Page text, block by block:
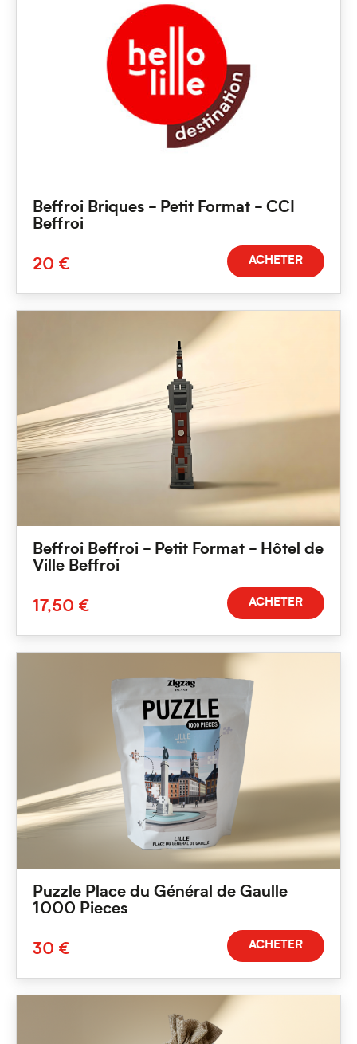
Beffroi Briques - Petit Format - CCI
Beffroi
20 € ACHETER
Beffroi Beffroi - Petit Format - Hôtel de
Ville Beffroi
17,50 € ACHETER
Puzzle Place du Général de Gaulle
1000 Pieces
30 € ACHETER